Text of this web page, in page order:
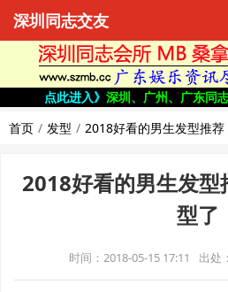
深圳同志交友
点此进入》 深圳、广州、广东同
首页
发型 2018好看的男生发型推
2018好看的男生发型
型了
时间：2018-05-15 17:11 出处